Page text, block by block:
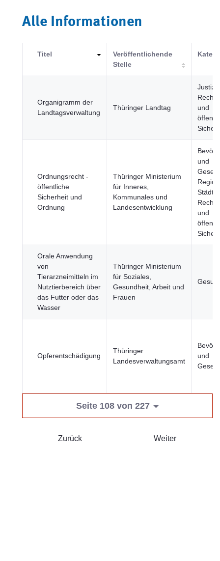
Alle Informationen
Titel
Veröffentlichende
Stelle
Organigramm der
Landtagsverwaltung
Thüringer Landtag
Justiz,
und
Ordnungsrecht -
öffentliche
Sicherheit und
Ordnung
Thüringer Ministerium
für Inneres,
Kommunales und
Landesentwicklung
und
und
Orale Anwendung
von
Tierarzneimitteln im
Nutztierbereich über
das Futter oder das
Wasser
Thüringer Ministerium
für Soziales,
Gesundheit, Arbeit und
Frauen
Opferentschädigung
Thüringer
Landesverwaltungsamt
und
Seite 108 von 227
Zurück Weiter